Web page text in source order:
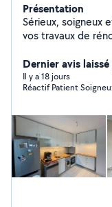
Présentation
Sérieux, soigneux
vos travaux de
sur Lyon et
travaille toujours
DRESSING : - Conception 3D - Pose complète CUISINE
Montage et
etc.) - Pose et
encastré, frigo,
Découpe & pose
Pose évier et
Dernier avis
Il y a 18 jours
Réactif Patient